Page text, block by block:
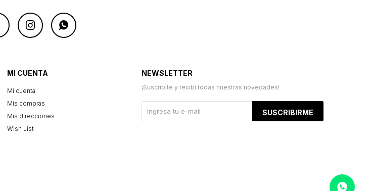
 
MI CUENTA
Mi cuenta
Mis compras
Mis direcciones
Wish List
NEWSLETTER
¡Suscribite y recibí todas nuestras novedades!
SUSCRIBIRME